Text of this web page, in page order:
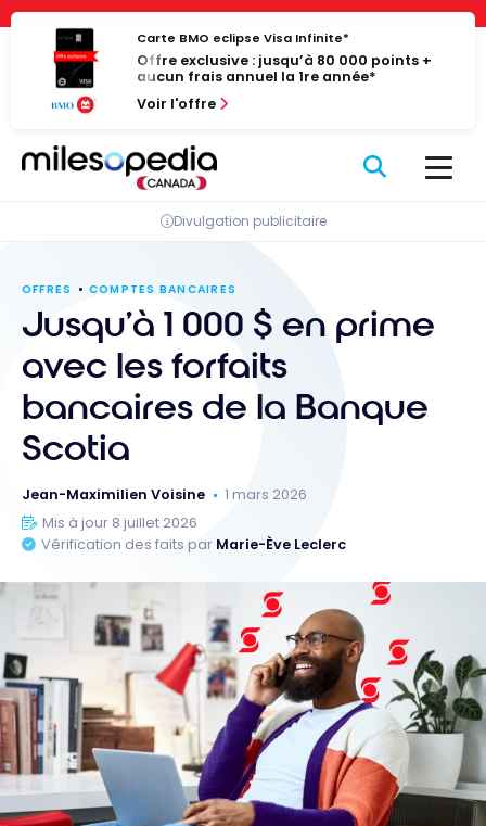
Panneau de gestion des cookies
Passer
contenu
Carte BMO eclipse Visa Infinite*
Offre exclusive : jusqu’à 80 000 points +
aucun frais annuel la 1re année*
Voir l'offre
Divulgation publicitaire
OFFRES COMPTES BANCAIRES
Jusqu’à 1 000 $ en prime
avec les forfaits
bancaires de la Banque
Scotia
Jean-Maximilien Voisine
1 mars 2026
Mis à jour 8 juillet 2026
Vérification des faits par Marie-Ève Leclerc